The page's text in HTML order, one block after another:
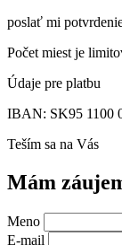
poslať mi
Počet miest je
Údaje pre platbu
IBAN: SK95 1100
Teším sa na Vás
Mám
Meno
E-mail